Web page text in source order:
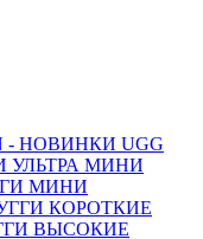
- НОВИНКИ UGG
УЛЬТРА МИНИ
МИНИ
УГГИ КОРОТКИЕ
ВЫСОКИЕ